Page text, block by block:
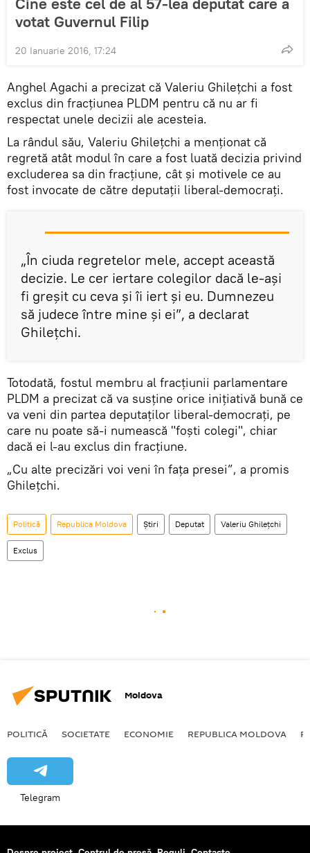
votat Guvernul Filip
20 Ianuarie 2016, 17:24
Anghel Agachi a precizat că Valeriu Ghileţchi a fost
exclus din fracţiunea PLDM pentru că nu ar fi
respectat unele decizii ale acesteia.
La rândul său, Valeriu Ghileţchi a menţionat că
regretă atât modul în care a fost luată decizia privind
excluderea sa din fracţiune, cât şi motivele ce au
fost invocate de către deputaţii liberal-democraţi.
„În ciuda regretelor mele, accept această
decizie. Le cer iertare colegilor dacă le-aşi
fi greşit cu ceva şi îi iert şi eu. Dumnezeu
să judece între mine şi ei”, a declarat
Ghileţchi.
Totodată, fostul membru al fracţiunii parlamentare
PLDM a precizat că va susţine orice iniţiativă bună ce
va veni din partea deputaţilor liberal-democraţi, pe
care nu poate să-i numească "foşti colegi", chiar
dacă ei l-au exclus din fracţiune.
„Cu alte precizări voi veni în faţa presei”, a promis
Ghileţchi.
Politică Republica Moldova Știri Deputat Valeriu Ghileţchi
Exclus
Moldova
POLITICĂ SOCIETATE ECONOMIE REPUBLICA MOLDOVA
Telegram